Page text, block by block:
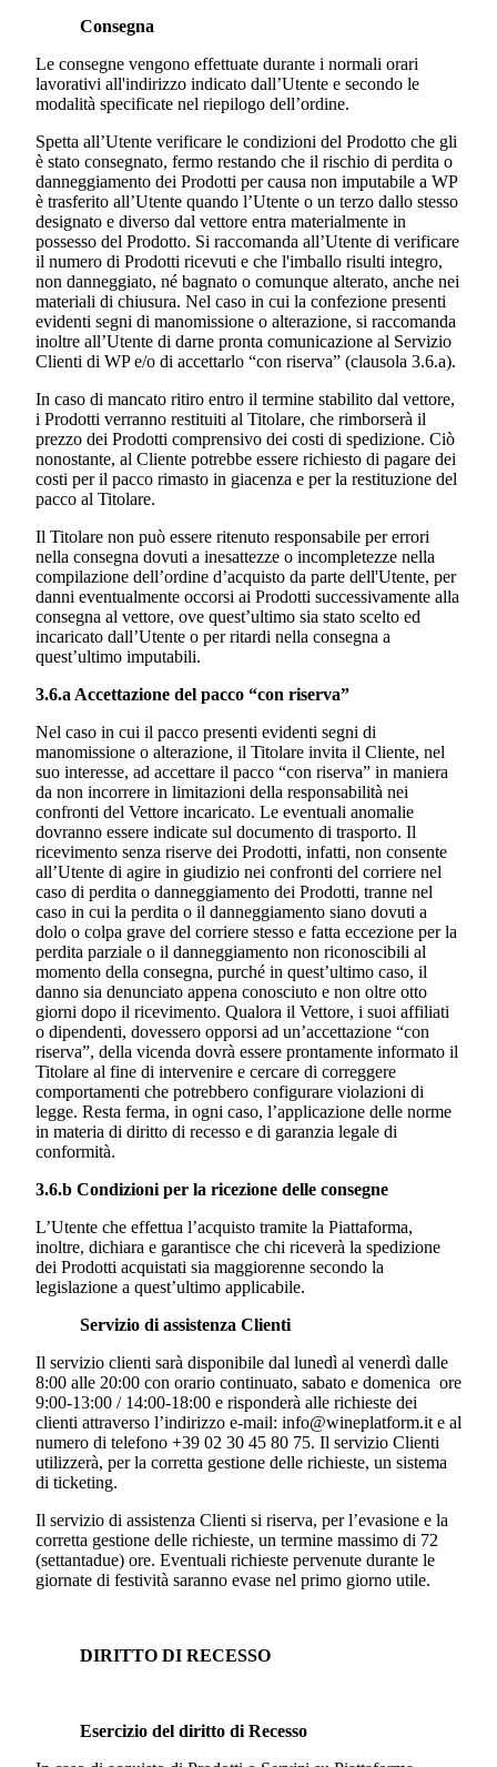
Consegna
Le consegne vengono effettuate durante i normali orari
lavorativi all'indirizzo indicato dall’Utente e secondo le
modalità specificate nel riepilogo dell’ordine.
Spetta all’Utente verificare le condizioni del Prodotto che gli
è stato consegnato, fermo restando che il rischio di perdita o
danneggiamento dei Prodotti per causa non imputabile a WP
è trasferito all’Utente quando l’Utente o un terzo dallo stesso
designato e diverso dal vettore entra materialmente in
possesso del Prodotto. Si raccomanda all’Utente di verificare
il numero di Prodotti ricevuti e che l'imballo risulti integro,
non danneggiato, né bagnato o comunque alterato, anche nei
materiali di chiusura. Nel caso in cui la confezione presenti
evidenti segni di manomissione o alterazione, si raccomanda
inoltre all’Utente di darne pronta comunicazione al Servizio
Clienti di WP e/o di accettarlo “con riserva” (clausola 3.6.a).
In caso di mancato ritiro entro il termine stabilito dal vettore,
i Prodotti verranno restituiti al Titolare, che rimborserà il
prezzo dei Prodotti comprensivo dei costi di spedizione. Ciò
nonostante, al Cliente potrebbe essere richiesto di pagare dei
costi per il pacco rimasto in giacenza e per la restituzione del
pacco al Titolare.
Il Titolare non può essere ritenuto responsabile per errori
nella consegna dovuti a inesattezze o incompletezze nella
compilazione dell’ordine d’acquisto da parte dell'Utente, per
danni eventualmente occorsi ai Prodotti successivamente alla
consegna al vettore, ove quest’ultimo sia stato scelto ed
incaricato dall’Utente o per ritardi nella consegna a
quest’ultimo imputabili.
3.6.a Accettazione del pacco “con riserva”
Nel caso in cui il pacco presenti evidenti segni di
manomissione o alterazione, il Titolare invita il Cliente, nel
suo interesse, ad accettare il pacco “con riserva” in maniera
da non incorrere in limitazioni della responsabilità nei
confronti del Vettore incaricato. Le eventuali anomalie
dovranno essere indicate sul documento di trasporto. Il
ricevimento senza riserve dei Prodotti, infatti, non consente
all’Utente di agire in giudizio nei confronti del corriere nel
caso di perdita o danneggiamento dei Prodotti, tranne nel
caso in cui la perdita o il danneggiamento siano dovuti a
dolo o colpa grave del corriere stesso e fatta eccezione per la
perdita parziale o il danneggiamento non riconoscibili al
momento della consegna, purché in quest’ultimo caso, il
danno sia denunciato appena conosciuto e non oltre otto
giorni dopo il ricevimento. Qualora il Vettore, i suoi affiliati
o dipendenti, dovessero opporsi ad un’accettazione “con
riserva”, della vicenda dovrà essere prontamente informato il
Titolare al fine di intervenire e cercare di correggere
comportamenti che potrebbero configurare violazioni di
legge. Resta ferma, in ogni caso, l’applicazione delle norme
in materia di diritto di recesso e di garanzia legale di
conformità.
3.6.b Condizioni per la ricezione delle consegne
L’Utente che effettua l’acquisto tramite la Piattaforma,
inoltre, dichiara e garantisce che chi riceverà la spedizione
dei Prodotti acquistati sia maggiorenne secondo la
legislazione a quest’ultimo applicabile.
Servizio di assistenza Clienti
Il servizio clienti sarà disponibile dal lunedì al venerdì dalle
8:00 alle 20:00 con orario continuato, sabato e domenica ore
9:00-13:00 / 14:00-18:00 e risponderà alle richieste dei
clienti attraverso l’indirizzo e-mail: info@wineplatform.it e al
numero di telefono +39 02 30 45 80 75. Il servizio Clienti
utilizzerà, per la corretta gestione delle richieste, un sistema
di ticketing.
Il servizio di assistenza Clienti si riserva, per l’evasione e la
corretta gestione delle richieste, un termine massimo di 72
(settantadue) ore. Eventuali richieste pervenute durante le
giornate di festività saranno evase nel primo giorno utile.
DIRITTO DI RECESSO
Esercizio del diritto di Recesso